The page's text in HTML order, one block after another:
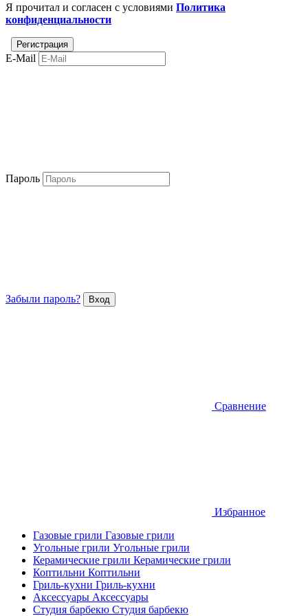
Я прочитал и согласен с условиями Политика
конфиденциальности
E-Mail
Пароль
Забыли пароль?
Сравнение
Избранное
Газовые грили Газовые грили
Угольные грили Угольные грили
Керамические грили Керамические грили
Коптильни Коптильни
Гриль-кухни Гриль-кухни
Аксессуары Аксессуары
Студия барбекю Студия барбекю